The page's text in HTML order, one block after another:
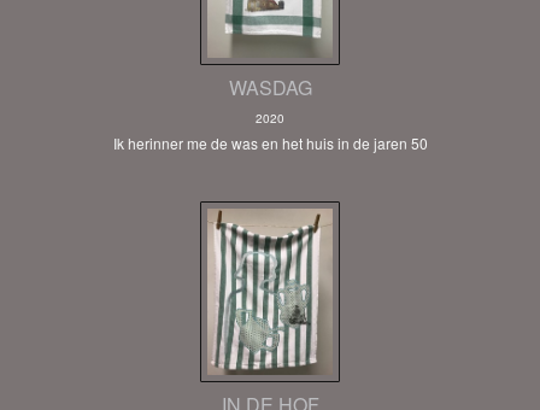
WASDAG
2020
Ik herinner me de was en het huis in de jaren 50